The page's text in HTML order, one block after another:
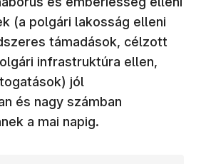
(a polgári lakosság elleni
támadások, célzott
infrastruktúra ellen,
jól
és nagy számban
a mai napig.